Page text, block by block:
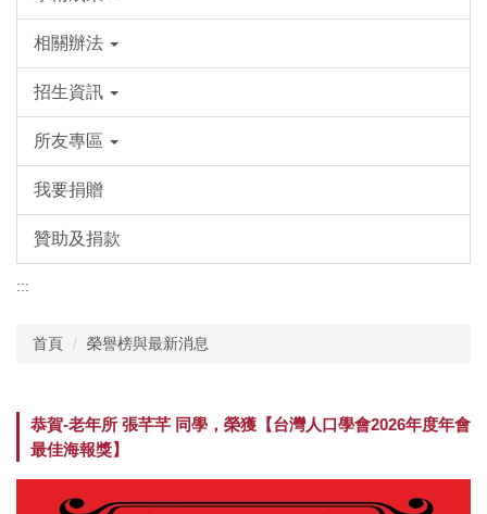
相關辦法
招生資訊
所友專區
我要捐贈
贊助及捐款
:::
首頁 榮譽榜與最新消息
恭賀-老年所 張芊芊 同學，榮獲【台灣人口學會2026年度年會
最佳海報獎】